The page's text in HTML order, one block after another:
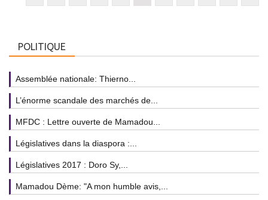
POLITIQUE
Assemblée nationale: Thierno...
L’énorme scandale des marchés de...
MFDC : Lettre ouverte de Mamadou...
Législatives dans la diaspora :...
Législatives 2017 : Doro Sy,...
Mamadou Dème: "A mon humble avis,...